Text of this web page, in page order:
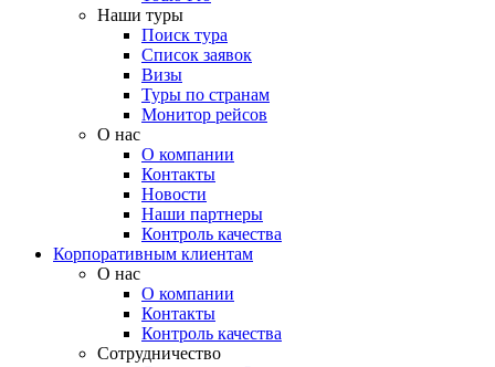
Наши туры
Поиск тура
Список заявок
Визы
Туры по странам
Монитор рейсов
О нас
О компании
Контакты
Новости
Наши партнеры
Контроль качества
Корпоративным клиентам
О нас
О компании
Контакты
Контроль качества
Сотрудничество